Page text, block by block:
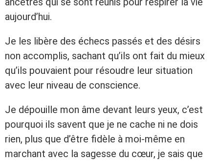
aujourd’hui.
Je les libère des échecs passés et des désirs
non accomplis, sachant qu’ils ont fait du mieux
qu’ils pouvaient pour résoudre leur situation
avec leur niveau de conscience.
Je dépouille mon âme devant leurs yeux, c’est
pourquoi ils savent que je ne cache ni ne dois
rien, plus que d’être fidèle à moi-même en
marchant avec la sagesse du cœur, je sais que